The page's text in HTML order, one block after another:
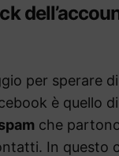
per sperare
è quello
che
In questo